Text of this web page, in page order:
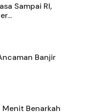
Sampai RI,
Banjir
Benarkah